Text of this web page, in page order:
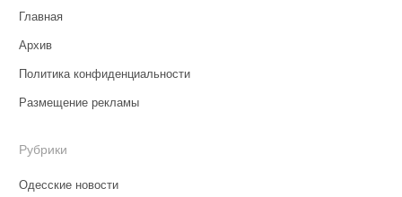
Главная
Архив
Политика конфиденциальности
Размещение рекламы
Рубрики
Одесские новости